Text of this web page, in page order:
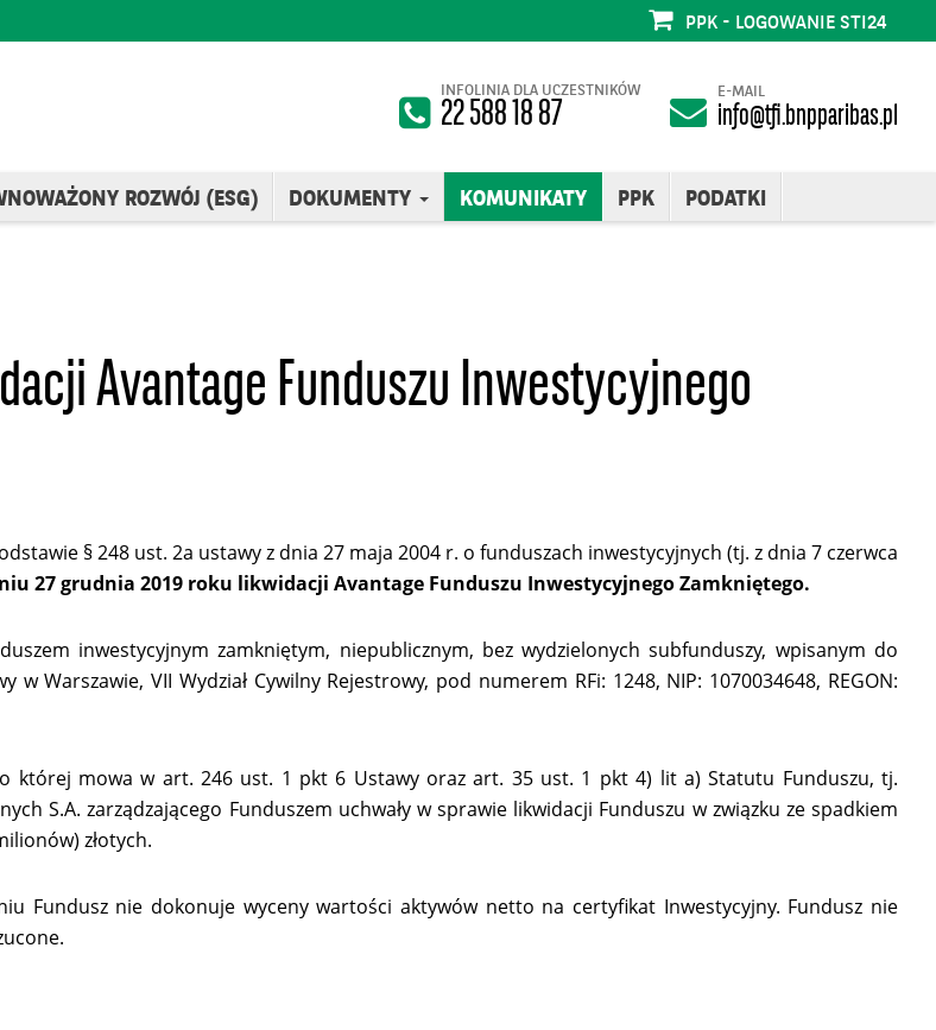
PPK - LOGOWANIE STI24
INFOLINIA DLA UCZESTNIKÓW
22 588 18 87 E-MAIL
info@tfi.bnpparibas.pl
ROZWÓJ (ESG) DOKUMENTY KOMUNIKATY PPK PODATKI
Avantage Funduszu Inwestycyjnego
§ 248 ust. 2a ustawy z dnia 27 maja 2004 r. o funduszach inwestycyjnych (tj. z dnia 7 czerwca
27 grudnia 2019 roku likwidacji Avantage Funduszu Inwestycyjnego Zamkniętego.
inwestycyjnym zamkniętym, niepublicznym, bez wydzielonych subfunduszy, wpisanym do
Warszawie, VII Wydział Cywilny Rejestrowy, pod numerem RFi: 1248, NIP: 1070034648, REGON:
o której mowa w art. 246 ust. 1 pkt 6 Ustawy oraz art. 35 ust. 1 pkt 4) lit a) Statutu Funduszu, tj.
S.A. zarządzającego Funduszem uchwały w sprawie likwidacji Funduszu w związku ze spadkiem
złotych.
Fundusz nie dokonuje wyceny wartości aktywów netto na certyfikat Inwestycyjny. Fundusz nie